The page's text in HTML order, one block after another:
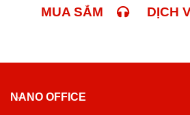
MUA SẮM
DỊCH
NANO OFFICE